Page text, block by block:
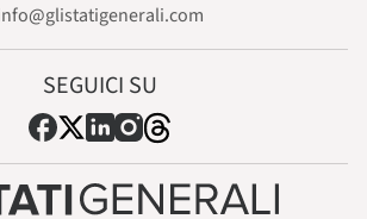
SEGUICI SU